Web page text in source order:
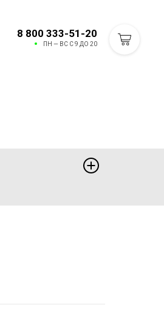
8 800 333-51-20
ПН — ВС С 9 ДО 20